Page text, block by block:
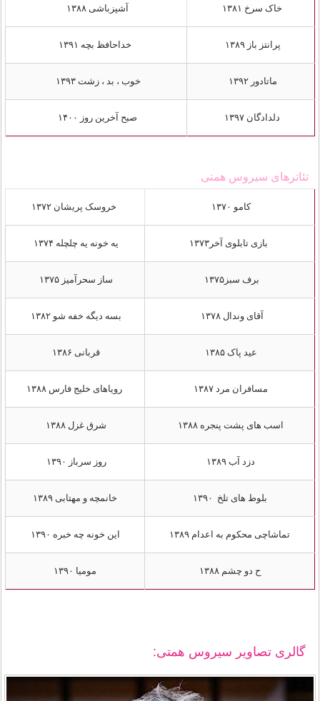
خاک سرخ ۱۳۸۱ آشپزباشی ۱۳۸۸
پرانتز باز ۱۳۸۹ خداحافظ بچه ۱۳۹۱
ماتادور ۱۳۹۲ خوب ، بد ، زشت ۱۳۹۳
دلدادگان ۱۳۹۷ صبح آخرین روز ۱۴۰۰
تئاترهای سیروس همتی
کامو ۱۳۷۰ خروسک پریشان ۱۳۷۲
بازی تابلوی آخر۱۳۷۳ یه خونه یه چلچله ۱۳۷۴
برف سبز۱۳۷۵ ساز سحرآمیز ۱۳۷۵
آقای وندال ۱۳۷۸ بسه دیگه خفه شو ۱۳۸۲
عید پاک ۱۳۸۵ قربانی ۱۳۸۶
مسافران مرد ۱۳۸۷ رویاهای خلیج فارس ۱۳۸۸
اسب های پشت‌ پنجره ۱۳۸۸ شرق غزل ۱۳۸۸
دزد آب ۱۳۸۹ روز سرباز ۱۳۹۰
بلوط های تلخ ۱۳۹۰ خانمچه و مهتابی ۱۳۸۹
تماشاچی محکوم به اعدام ۱۳۸۹ این خونه چه خبره ۱۳۹۰
ح دو چشم ۱۳۸۸ مومیا ۱۳۹۰
گالری تصاویر سیروس همتی: